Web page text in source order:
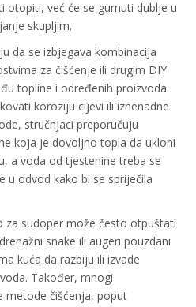
otopiti, već će se gurnuti dublje u
skupljim.
da se izbjegava kombinacija
za čišćenje ili drugim DIY
topline i određenih proizvoda
koroziju cijevi ili iznenadne
stručnjaci preporučuju
koja je dovoljno topla da ukloni
a voda od tjestenine treba se
u odvod kako bi se spriječila
za sudoper može često otpuštati
snake ili augeri pouzdani
kuća da razbiju ili izvade
Također, mnogi
metode čišćenja, poput